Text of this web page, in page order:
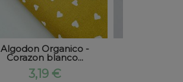
Algodon Organico -
Corazon blanco...
3,19 €